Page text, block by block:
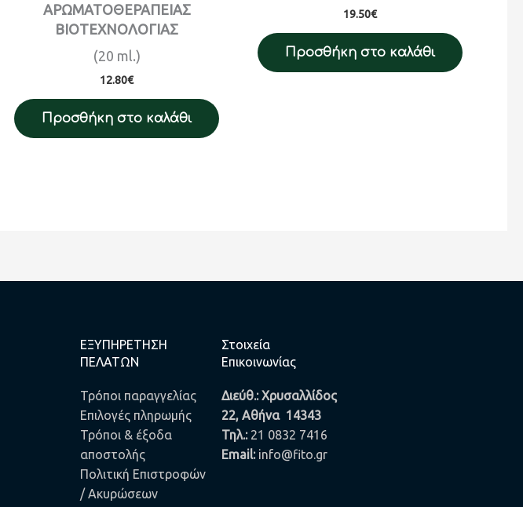
ΑΡΩΜΑΤΟΘΕΡΑΠΕΙΑΣ
ΒΙΟΤΕΧΝΟΛΟΓΙΑΣ
(20 ml.)
12.80€
Προσθήκη στο καλάθι
19.50€
Προσθήκη στο καλάθι
ΕΞΥΠΗΡΕΤΗΣΗ
ΠΕΛΑΤΩΝ
Τρόποι παραγγελίας
Επιλογές πληρωμής
Τρόποι & έξοδα
αποστολής
Πολιτική Επιστροφών
/ Ακυρώσεων
Στοιχεία
Επικοινωνίας
Διεύθ.: Χρυσαλλίδος
22, Αθήνα 14343
Τηλ.: 21 0832 7416
Email: info@fito.gr